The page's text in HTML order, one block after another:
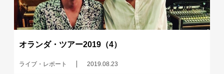
オランダ・ツアー2019（4）
ライブ・レポート 2019.08.23